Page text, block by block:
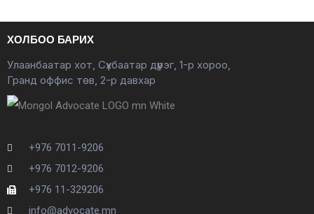
ХОЛБОО БАРИХ
Улаанбаатар хот, Сүхбаатар дүүрэг, 1-р хороо,
Гранд оффис төв, 2-р давхар
+976 7011-9206
+976 7012-9206
+976 11-329206
info@advocate.mn